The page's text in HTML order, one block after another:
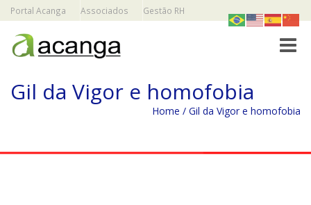
Portal Acanga Associados Gestão RH
Gil da Vigor e homofobia
Home / Gil da Vigor e homofobia